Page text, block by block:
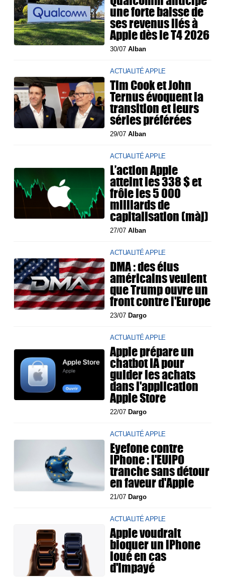
une forte baisse de
ses revenus liés à
Apple dès le T4 2026
30/07Alban
ACTUALITÉ APPLE
Tim Cook et John
Ternus évoquent la
transition et leurs
séries préférées
29/07Alban
ACTUALITÉ APPLE
L’action Apple
atteint les 338 $ et
frôle les 5 000
milliards de
capitalisation (màj)
27/07Alban
ACTUALITÉ APPLE
DMA : des élus
américains veulent
que Trump ouvre un
front contre l'Europe
23/07 Dargo
ACTUALITÉ APPLE
Apple prépare un
chatbot IA pour
guider les achats
dans l'application
Apple Store
22/07 Dargo
ACTUALITÉ APPLE
Eyefone contre
iPhone : l'EUIPO
tranche sans détour
en faveur d'Apple
21/07 Dargo
ACTUALITÉ APPLE
Apple voudrait
bloquer un iPhone
loué en cas
d'impayé